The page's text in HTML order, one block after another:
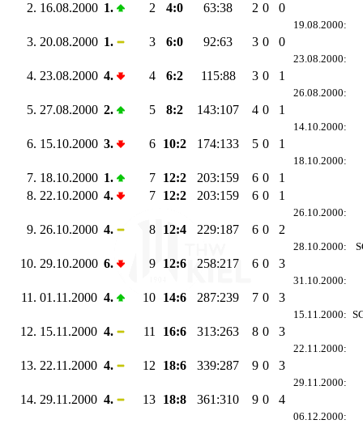
2. 16.08.2000 1. 2 4:0 63:38 2 0 0
19.08.2000:
3. 20.08.2000 1. 3 6:0 92:63 3 0 0
23.08.2000:
4. 23.08.2000 4. 4 6:2 115:88 3 0 1
26.08.2000:
5. 27.08.2000 2. 5 8:2 143:107 4 0 1
14.10.2000:
6. 15.10.2000 3. 6 10:2 174:133 5 0 1
18.10.2000:
7. 18.10.2000 1. 7 12:2 203:159 6 0
1
8. 22.10.2000 4. 7 12:2 203:159 6 0 1
26.10.2000:
9. 26.10.2000 4. 8 12:4 229:187 6 0 2
28.10.2000:
10. 29.10.2000 6. 9 12:6 258:217 6 0 3
31.10.2000:
11. 01.11.2000 4. 10 14:6 287:239 7 0 3
15.11.2000:
12. 15.11.2000 4. 11 16:6 313:263 8 0 3
22.11.2000:
13. 22.11.2000 4. 12 18:6 339:287 9 0 3
29.11.2000:
14. 29.11.2000 4. 13 18:8 361:310 9 0 4
06.12.2000: